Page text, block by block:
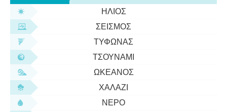
ΉΛΙΟΣ
ΣΕΙΣΜΌΣ
ΤΥΦΏΝΑΣ
ΤΣΟΥΝΆΜΙ
ΩΚΕΑΝΌΣ
ΧΑΛΆΖΙ
ΝΕΡΌ